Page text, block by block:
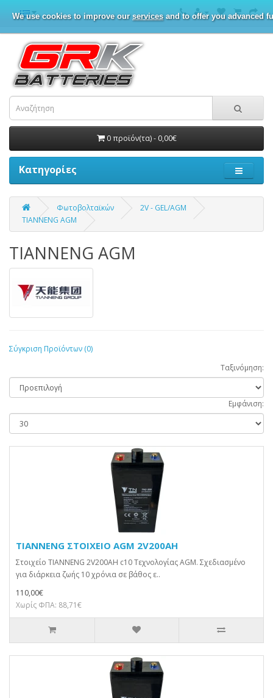
We use cookies to improve our servicesand to offer you advanced
0 προϊόν(τα) - 0,00€
Κατηγορίες
Φωτοβολταϊκών
2V - GEL/AGM
TIANNENG AGM
TIANNENG AGM
Σύγκριση Προϊόντων (0)
Ταξινόμηση:
Εμφάνιση:
TIANNENG ΣΤΟΙΧΕΙΟ AGM 2V200AH
Στοιχείο TIANNENG 2V200AH c10 Τεχνολογίας AGM. Σχεδιασμένο
για διάρκεια ζωής 10 χρόνια σε βάθος ε..
110,00€
Χωρίς ΦΠΑ: 88,71€